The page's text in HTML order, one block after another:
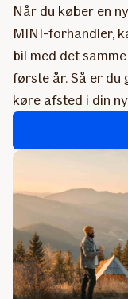
Når du køber en
MINI-forhandler,
bil med det
første år. Så er
køre afsted i din